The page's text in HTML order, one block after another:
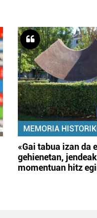
MEMORIA
«Gai tabua izan da
gehienetan,
momentuan hitz